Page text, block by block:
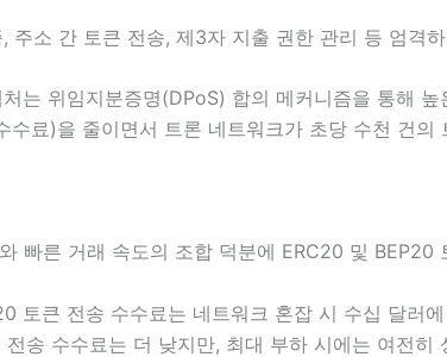
주소 간 토큰 전송, 제3자 지출 권한 관리 등 엄격
는 위임지분증명(DPoS) 합의 메커니즘을 통해
수료)을 줄이면서 트론 네트워크가 초당 수천 건의
빠른 거래 속도의 조합 덕분에 ERC20 및 BEP20
토큰 전송 수수료는 네트워크 혼잡 시 수십 달러
송 수수료는 더 낮지만, 최대 부하 시에는 여전